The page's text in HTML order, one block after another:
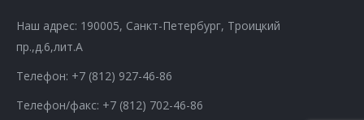
Наш адрес: 190005, Санкт-Петербург, Троицкий
пр.,д.6,лит.А
Телефон: +7 (812) 927-46-86
Телефон/факс: +7 (812) 702-46-86